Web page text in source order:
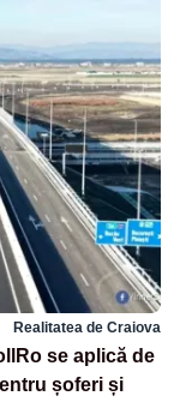
Realitatea de Craiova
se aplică de
șoferi și